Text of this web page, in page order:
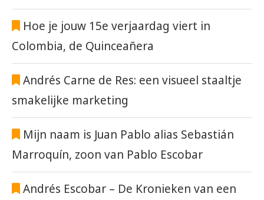
Hoe je jouw 15e verjaardag viert in
Colombia, de Quinceañera
Andrés Carne de Res: een visueel staaltje
smakelijke marketing
Mijn naam is Juan Pablo alias Sebastián
Marroquín, zoon van Pablo Escobar
Andrés Escobar – De Kronieken van een